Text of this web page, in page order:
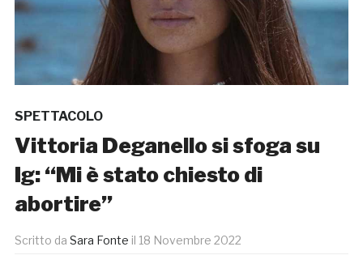
SPETTACOLO
Vittoria Deganello si sfoga su
Ig: “Mi è stato chiesto di
abortire”
Scritto da Sara Fonte il 18 Novembre 2022